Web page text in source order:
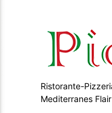
Ristorante-
Mediterranes